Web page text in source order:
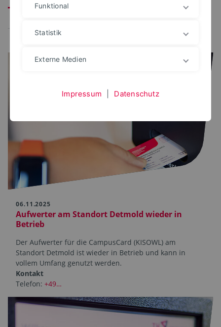
06.11.2025
Aufwerter am Standort Detmold wieder in
Betrieb
Der Aufwerter für die CampusCard (KISOWL) am
Standort Detmold ist wieder in Betrieb und kann in
vollem Umfang genutzt werden.
Kontakt
Telefon: +49…
Funktional
Statistik
Externe Medien
Impressum Datenschutz